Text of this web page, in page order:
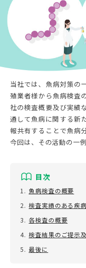
メルマ
お問い合
利用規約
プライバ
魚
当社では、魚病対策の
殖業者様から魚病検査
社の検査概要及び実績
通して魚病に関する新
報共有することで魚病
今回は、その活動の一
目次
1. 魚病検査の概要
2. 検査実績のある疾
3. 各検査の概要
4. 検査結果のご提示
5. 最後に